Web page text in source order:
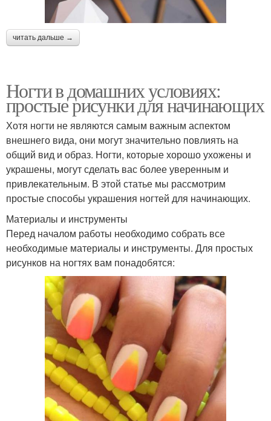
читать дальше →
Ногти в домашних условиях:
простые рисунки для начинающих
Хотя ногти не являются самым важным аспектом
внешнего вида, они могут значительно повлиять на
общий вид и образ. Ногти, которые хорошо ухожены и
украшены, могут сделать вас более уверенным и
привлекательным. В этой статье мы рассмотрим
простые способы украшения ногтей для начинающих.
Материалы и инструменты
Перед началом работы необходимо собрать все
необходимые материалы и инструменты. Для простых
рисунков на ногтях вам понадобятся: